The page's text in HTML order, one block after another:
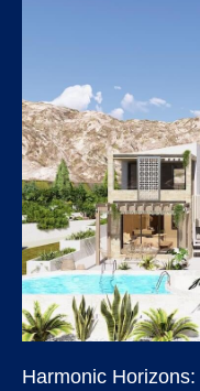
Harmonic